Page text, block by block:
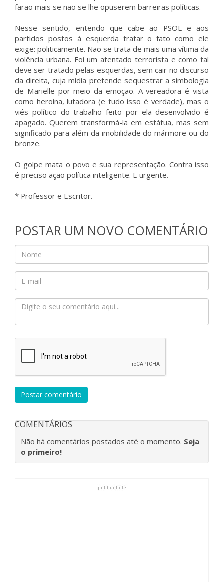
farão mais se não se lhe opuserem barreiras políticas.
Nesse sentido, entendo que cabe ao PSOL e aos
partidos postos à esquerda tratar o fato como ele
exige: politicamente. Não se trata de mais uma vítima da
violência urbana. Foi um atentado terrorista e como tal
deve ser tratado pelas esquerdas, sem cair no discurso
da direita, cuja mídia pretende sequestrar a simbologia
de Marielle por meio da emoção. A vereadora é vista
como heroína, lutadora (e tudo isso é verdade), mas o
viés político do trabalho feito por ela desenvolvido é
apagado. Querem transformá-la em estátua, mas sem
significado para além da imobilidade do mármore ou do
bronze.
O golpe mata o povo e sua representação. Contra isso
é preciso ação política inteligente. E urgente.
* Professor e Escritor.
POSTAR UM NOVO COMENTÁRIO
Postar comentário
COMENTÁRIOS
Não há comentários postados até o momento. Seja
o primeiro!